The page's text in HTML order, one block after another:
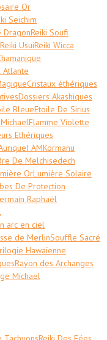
Or
Seichim
DragonReiki Soufi
Reiki UsuiReiki Wicca
Atlante
Cristaux éthériques
Dossiers Akashiques
BleueEtoile De Sirius
Flamme Violette
Ethériques
I AMKormanu
De Melchisedech
OrLumière Solaire
De Protection
Raphaël
arc en ciel
de MerlinSouffle Sacré
Hawaïenne
Rayon des Archanges
Michael